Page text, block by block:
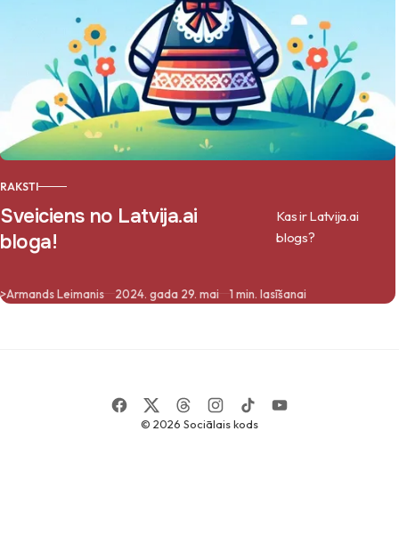
RAKSTI
Sveiciens no Latvija.ai
bloga!
Kas ir Latvija.ai
blogs?
>Armands Leimanis 2024. gada 29. mai 1 min. lasīšanai
© 2026 Sociālais kods